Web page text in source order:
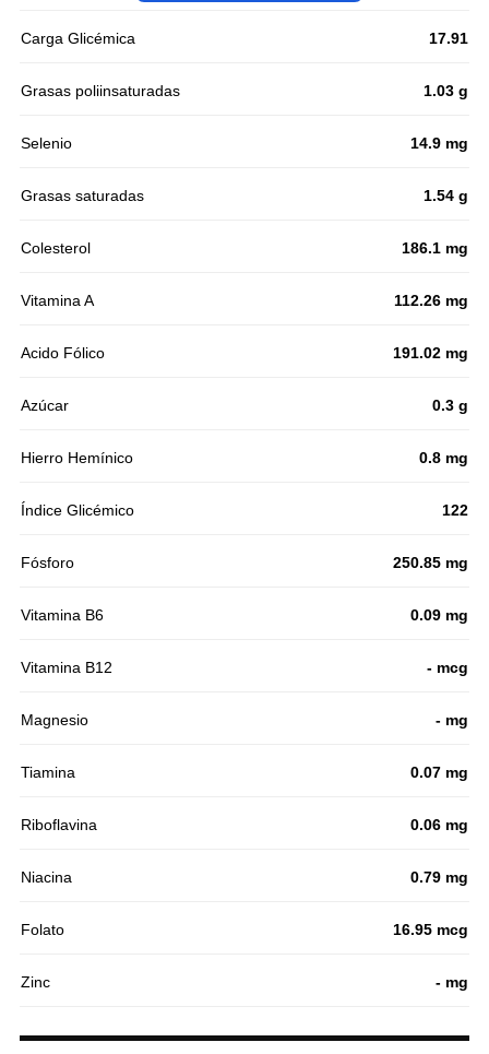
Carga Glicémica 17.91
Grasas poliinsaturadas 1.03 g
Selenio 14.9 mg
Grasas saturadas 1.54 g
Colesterol 186.1 mg
Vitamina A 112.26 mg
Acido Fólico 191.02 mg
Azúcar 0.3 g
Hierro Hemínico 0.8 mg
Índice Glicémico 122
Fósforo 250.85 mg
Vitamina B6 0.09 mg
Vitamina B12 - mcg
Magnesio - mg
Tiamina 0.07 mg
Riboflavina 0.06 mg
Niacina 0.79 mg
Folato 16.95 mcg
Zinc - mg